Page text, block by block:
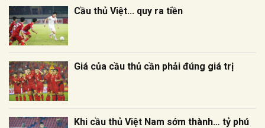
Cầu thủ Việt... quy ra tiền
Giá của cầu thủ cần phải đúng giá trị
Khi cầu thủ Việt Nam sớm thành… tỷ phú